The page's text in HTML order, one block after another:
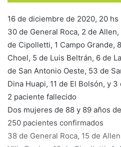
16 de diciembre de 2020, 20 hs
30 de General Roca, 2 de
de Cipolletti, 1 Campo Grande,
Choel, 5 de Luis Beltrán, 6 de
de San Antonio Oeste, 53 de
Dina Huapi, 11 de El Bolsón, y 3
2 paciente fallecido
Dos mujeres de 88 y 89 años
250 pacientes confirmados
38 de General Roca, 15 de